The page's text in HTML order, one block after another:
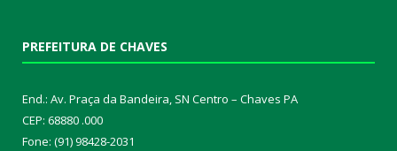
PREFEITURA DE CHAVES
End.: Av. Praça da Bandeira, SN Centro – Chaves PA
CEP: 68880 .000
Fone: (91) 98428-2031